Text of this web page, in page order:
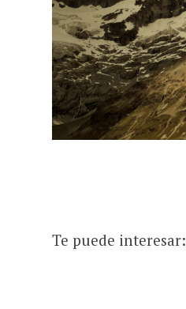
Te puede interesar: